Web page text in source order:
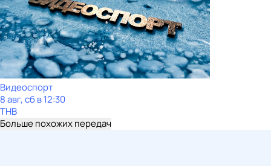
Видеоспорт
8 авг, сб в 12:30
ТНВ
Больше похожих передач